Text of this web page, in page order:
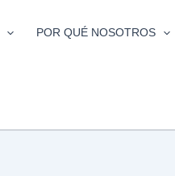
POR QUÉ NOSOTROS